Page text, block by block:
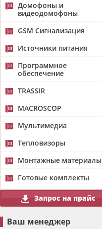
Домофоны и
видеодомофоны
GSM Сигнализация
Источники питания
Программное
обеспечение
TRASSIR
MACROSCOP
Мультимедиа
Тепловизоры
Монтажные материалы
Готовые комплекты
Запрос на прайс
Ваш менеджер